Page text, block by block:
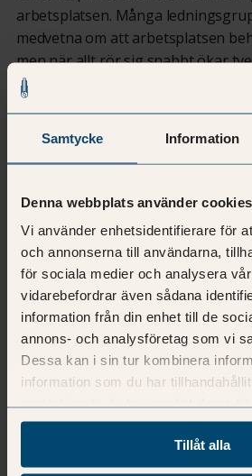
Samtycke Information
Denna webbplats använder cookies
Vi använder enhetsidentifierare för
och annonserna till användarna,
för sociala medier och analysera
vidarebefordrar även sådana
information från din enhet till de
annons- och analysföretag som vi
Dessa kan i sin tur kombinera
information som du har
samlat in när du har använt deras
Tillåt alla
arbetsplatsen. Många
medvetna om att arbetsplatsen
men när allt rör sig snabbt ökar
beslut som kan bli fel.
känns riskfyllt – lösningar som
snabbt föråldrade. Men att inte
I denna Morning Boost delar vi
Hur kontoret 2026 utvecklas
kollektiv intelligens som stärks
hjärnvänliga mötesrum.
Vad ledningsgrupper särskilt
hur arbetsmiljö, teknik och
samspelar
Vilka strategiska vägval som
vilka misstag som blir